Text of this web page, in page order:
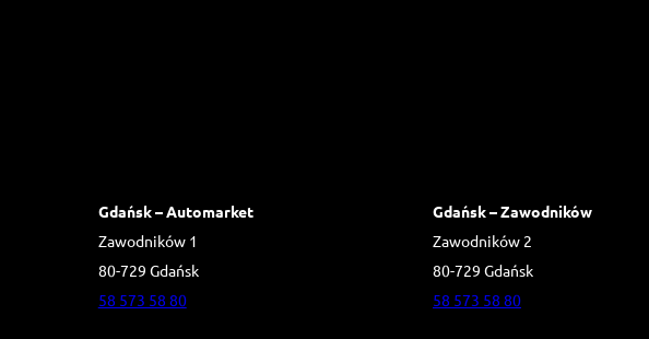
Gdańsk – Automarket
Zawodników 1
80-729 Gdańsk
58 573 58 80
Gdańsk – Zawodników
Zawodników 2
80-729 Gdańsk
58 573 58 80